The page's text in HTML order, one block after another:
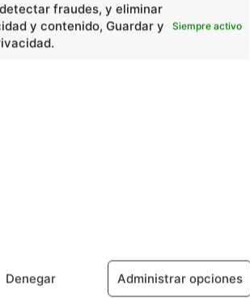
fraudes, y eliminar
y contenido, Guardar y
Siempre activo
Denegar Administrar opciones